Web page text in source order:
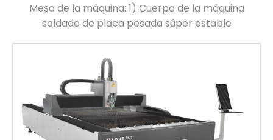
Mesa de la máquina: 1) Cuerpo de la máquina
soldado de placa pesada súper estable
proceso de soldadura de morteza y tenón asegura
que la cama con suficiente estabilidad estructural,
resistencia a los choques. 3) La disipación del calor
altamente eficiente y la eliminación del polvo
pueden prolongar la vida útil de la máquina. Viga de